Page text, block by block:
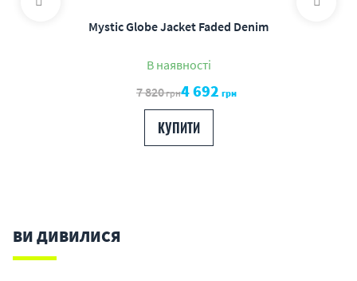
Mystic Globe Jacket Faded Denim
В наявності
7 820грн4 692 грн
КУПИТИ
ВИ ДИВИЛИСЯ